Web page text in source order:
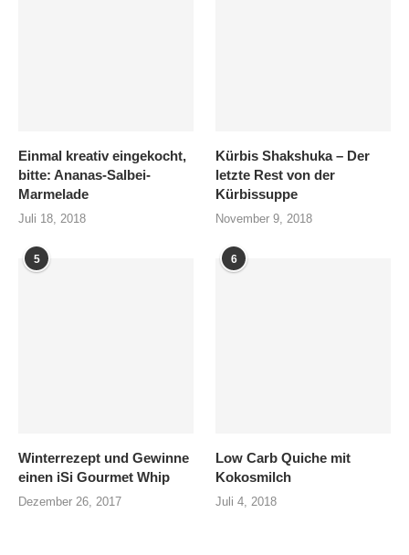
Einmal kreativ eingekocht,
bitte: Ananas-Salbei-
Marmelade
Juli 18, 2018
Kürbis Shakshuka – Der
letzte Rest von der
Kürbissuppe
November 9, 2018
5
Winterrezept und Gewinne
einen iSi Gourmet Whip
Dezember 26, 2017
6
Low Carb Quiche mit
Kokosmilch
Juli 4, 2018